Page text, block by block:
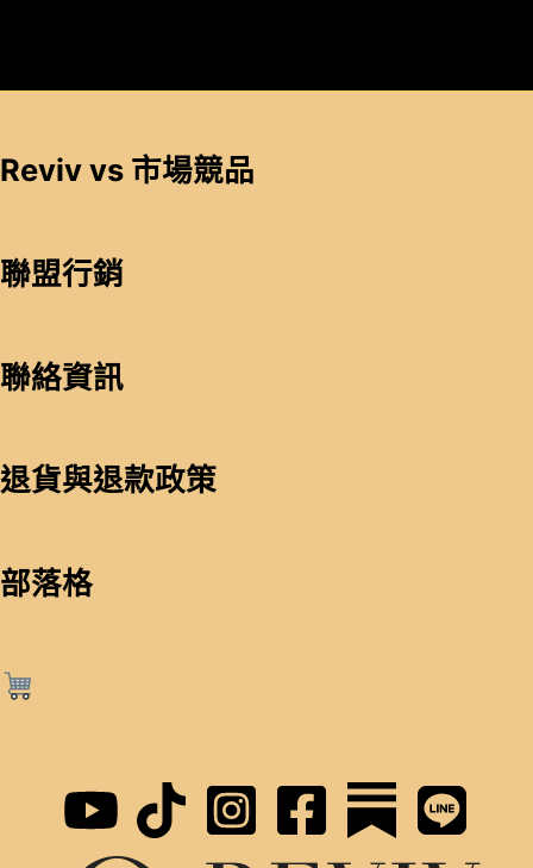
Reviv vs 市場競品
聯盟行銷
聯絡資訊
退貨與退款政策
部落格